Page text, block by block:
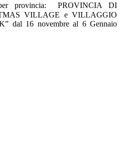
provincia: PROVINCIA DI
VILLAGE e VILLAGGIO
dal 16 novembre al 6 Gennaio